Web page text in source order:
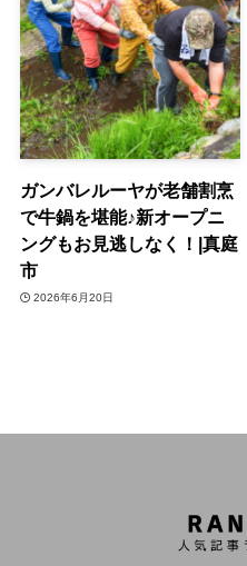
ガンバレルーヤが老舗割烹
で牛鍋を堪能♪新オープニ
ングもお見逃しなく！|真庭
市
2026年6月20日